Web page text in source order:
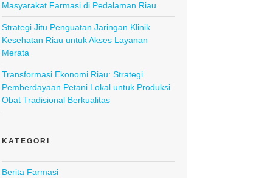
Masyarakat Farmasi di Pedalaman Riau
Strategi Jitu Penguatan Jaringan Klinik
Kesehatan Riau untuk Akses Layanan
Merata
Transformasi Ekonomi Riau: Strategi
Pemberdayaan Petani Lokal untuk Produksi
Obat Tradisional Berkualitas
KATEGORI
Berita Farmasi